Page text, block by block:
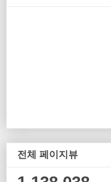
전체 페이지뷰